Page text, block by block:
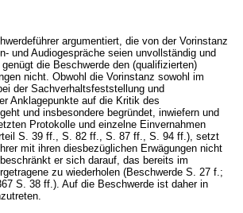
argumentiert, die von der Vorinstanz
und Audiogespräche seien unvollständig und
die Beschwerde den (qualifizierten)
nicht. Obwohl die Vorinstanz sowohl im
der Sachverhaltsfeststellung und
Anklagepunkte auf die Kritik des
und insbesondere begründet, inwiefern und
Protokolle und einzelne Einvernahmen
S. 39 ff., S. 82 ff., S. 87 ff., S. 94 ff.), setzt
mit ihren diesbezüglichen Erwägungen nicht
er sich darauf, das bereits im
zu wiederholen (Beschwerde S. 27 f.;
S. 38 ff.). Auf die Beschwerde ist daher in